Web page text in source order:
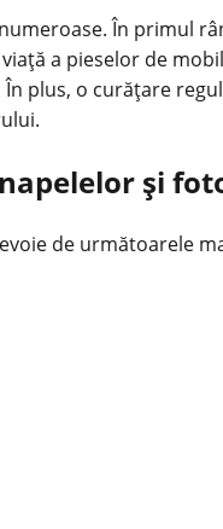
În primul
a pieselor de
plus, o curățare
și
de următoarele